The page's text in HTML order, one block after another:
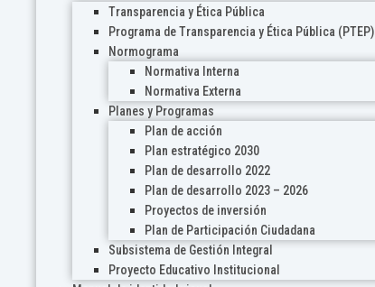
Transparencia y Ética Pública
Programa de Transparencia y Ética Pública (PTEP)
Normograma
Normativa Interna
Normativa Externa
Planes y Programas
Plan de acción
Plan estratégico 2030
Plan de desarrollo 2022
Plan de desarrollo 2023 – 2026
Proyectos de inversión
Plan de Participación Ciudadana
Subsistema de Gestión Integral
Proyecto Educativo Institucional